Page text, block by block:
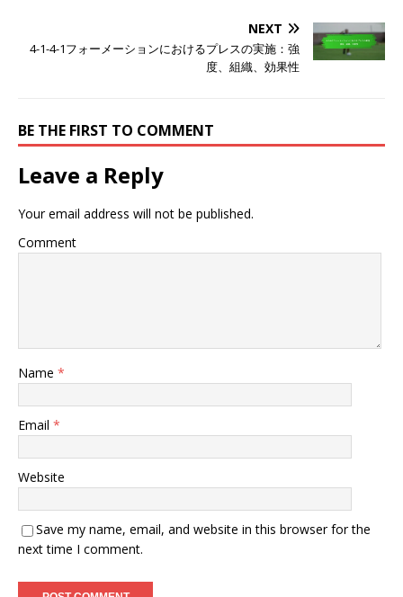
NEXT
4-1-4-1フォーメーションにおけるプレスの実施：強
度、組織、効果性
BE THE FIRST TO COMMENT
Leave a Reply
Your email address will not be published.
Comment
Name *
Email *
Website
Save my name, email, and website in this browser for the
next time I comment.